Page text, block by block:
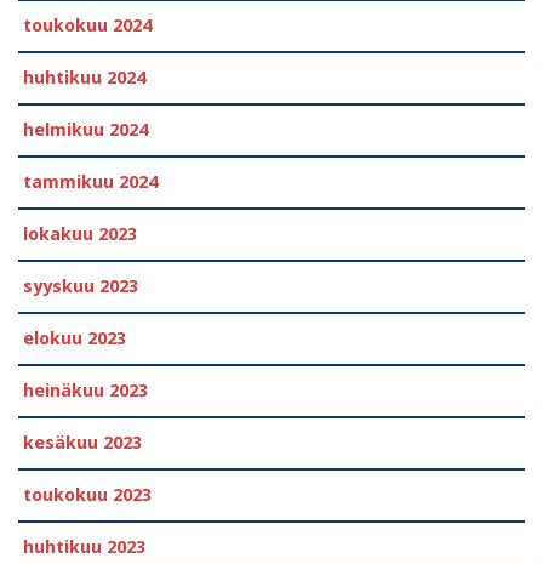
toukokuu 2024
huhtikuu 2024
helmikuu 2024
tammikuu 2024
lokakuu 2023
syyskuu 2023
elokuu 2023
heinäkuu 2023
kesäkuu 2023
toukokuu 2023
huhtikuu 2023